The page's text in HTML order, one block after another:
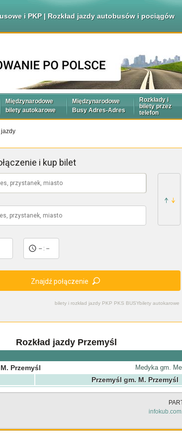
i PKP | Rozkład jazdy autobusów i pociągów
Międzynarodowe
bilety autokarowe
Międzynarodowe
Busy Adres-Adres
Rozkłady i
bilety przez
telefon
jazdy
bilety i rozkład jazdy PKP PKS BUSYbilety autokarowe
i kup bilet
-- : --
Znajdź połączenie
Rozkład jazdy Przemyśl
Przemyśl
Medyka gm.
Przemyśl gm. M. Przemyśl